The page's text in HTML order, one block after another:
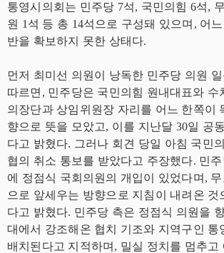
통영시의회는 민주당 7석, 국민의힘 6석,
원 1석 등 총 14석으로 구성돼 있으며, 어
반을 확보하지 못한 상태다.
먼저 최미선 의원이 낭독한 민주당 의원
따르면, 민주당은 국민의힘 원내대표와 수
의장단과 상임위원장 자리를 어느 한쪽이
향으로 뜻을 모았고, 이를 지난달 30일 공
다고 밝혔다. 그러나 회견 당일 아침 국민
협의 취소 통보를 받았다고 주장했다. 민
에 정점식 국회의원의 개입이 있었다며,
으로 앞세우는 방향으로 지침이 내려온 것
다고 밝혔다. 민주당 측은 정점식 의원을
대에서 강조해온 협치 기조와 지역구인 통
배치된다고 지적하며, 밀실 정치를 멈추고